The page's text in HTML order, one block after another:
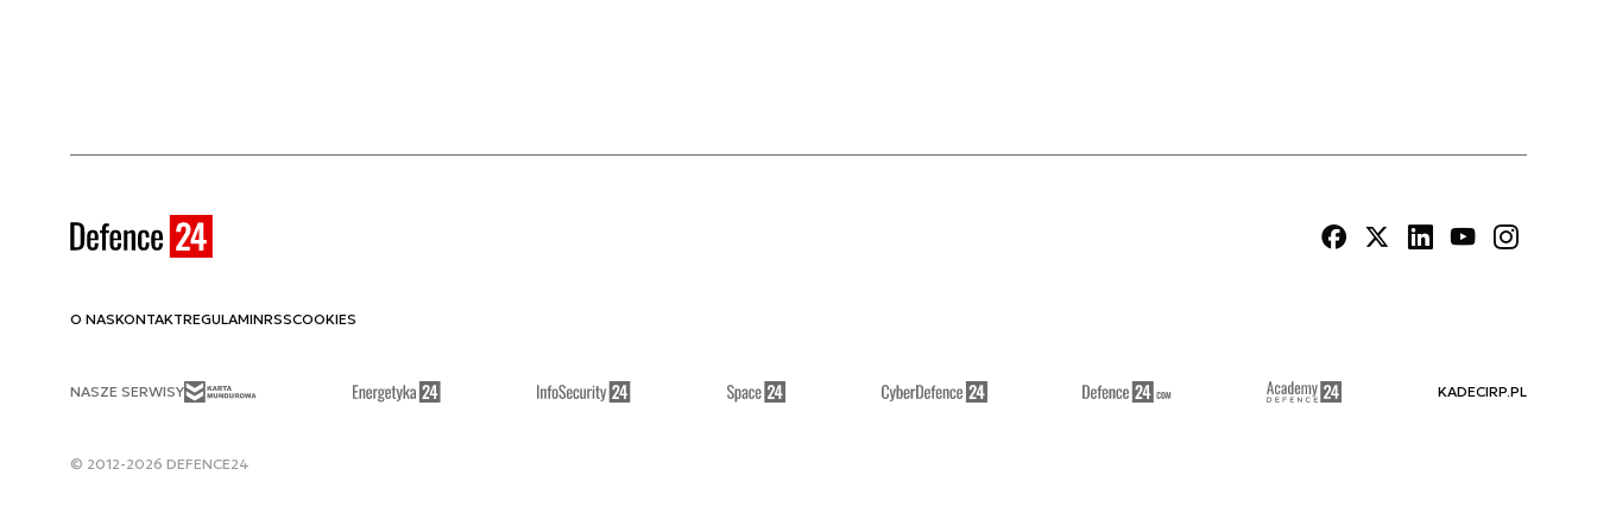
O NASKONTAKTREGULAMINRSSCOOKIES
NASZE SERWISY KADECIRP.PL
© 2012-2026 DEFENCE24